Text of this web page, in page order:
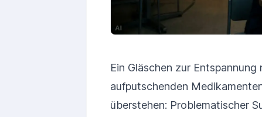
Ein Gläschen zur
aufputschenden
überstehen: Problematischer